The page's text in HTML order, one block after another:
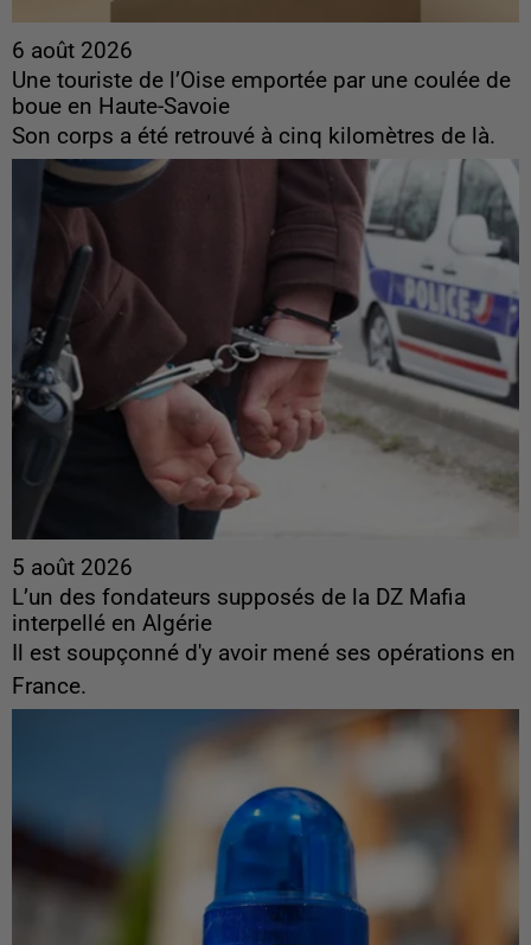
6 août 2026
Une touriste de l’Oise emportée par une coulée de
boue en Haute-Savoie
Son corps a été retrouvé à cinq kilomètres de là.
5 août 2026
L’un des fondateurs supposés de la DZ Mafia
interpellé en Algérie
Il est soupçonné d'y avoir mené ses opérations en
France.